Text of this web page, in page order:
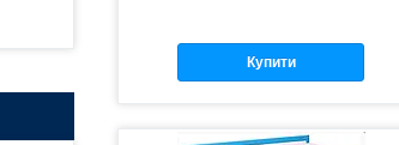
Купити